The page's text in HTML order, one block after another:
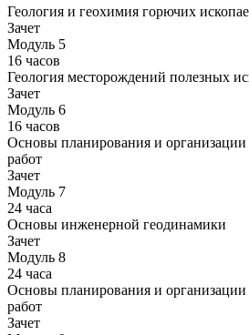
Геология и геохимия горючих
Зачет
Модуль 5
16 часов
Геология месторождений полезных
Зачет
Модуль 6
16 часов
Основы планирования и организации
работ
Зачет
Модуль 7
24 часа
Основы инженерной геодинамики
Зачет
Модуль 8
24 часа
Основы планирования и организации
работ
Зачет